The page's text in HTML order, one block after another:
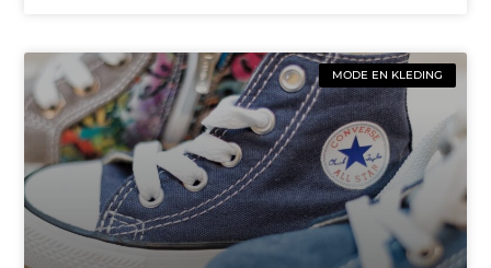
MODE EN KLEDING